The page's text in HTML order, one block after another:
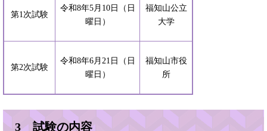
第1次試験
令和8年5月10日（日
曜日）
福知山公立
大学
第2次試験
令和8年6月21日（日
曜日）
福知山市役
所
3 試験の内容